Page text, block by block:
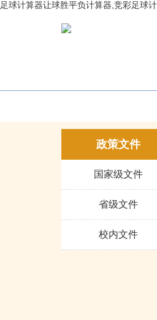
足球计算器让球胜平负计算器,竞彩足球
政策文件
国家级文件
省级文件
校内文件